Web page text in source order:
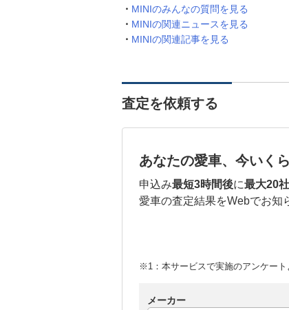
MINIのみんなの質問を見る
MINIの関連ニュースを見る
MINIの関連記事を見る
査定を依頼する
あなたの愛車、今いく
申込み最短3時間後に最大20社
愛車の査定結果をWebでお知
※1：本サービスで実施のアンケート
メーカー